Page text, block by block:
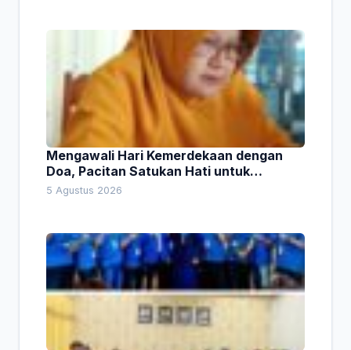
Mengawali Hari Kemerdekaan dengan
Doa, Pacitan Satukan Hati untuk
Indonesia
5 Agustus 2026